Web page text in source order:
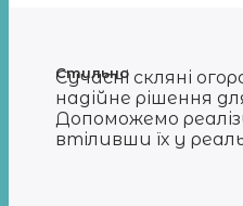
Стильно
Сучасні скляні
надійне рішення
Допоможемо
втіливши їх у